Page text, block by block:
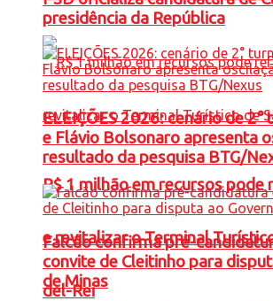
R$ 1 milhão em recursos pode
e revitalizar o Terminal
del-Rei
presidência da República
ELEIÇÕES 2026: cenário de
e Flávio Bolsonaro apresenta
resultado da pesquisa BTG/
Falcão confirma pré-
convite de Cleitinho para
de Minas